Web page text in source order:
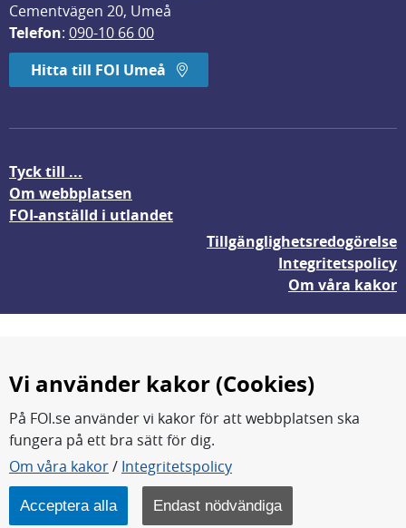
Cementvägen 20, Umeå
Telefon: 090-10 66 00
Hitta till FOI Umeå
Tyck till ...
Om webbplatsen
FOI-anställd i utlandet
Tillgänglighetsredogörelse
Integritetspolicy
Om våra kakor
FOI forskar för en säkrare värld.
FOI:s kärnverksamhet är forskning, metod- och
teknikutveckling samt analyser och studier.
Myndigheten ligger under Försvarsdepartementet.
Vi använder kakor (Cookies)
På FOI.se använder vi kakor för att webbplatsen ska
fungera på ett bra sätt för dig.
Om våra kakor/ Integritetspolicy
Acceptera alla Endast nödvändiga